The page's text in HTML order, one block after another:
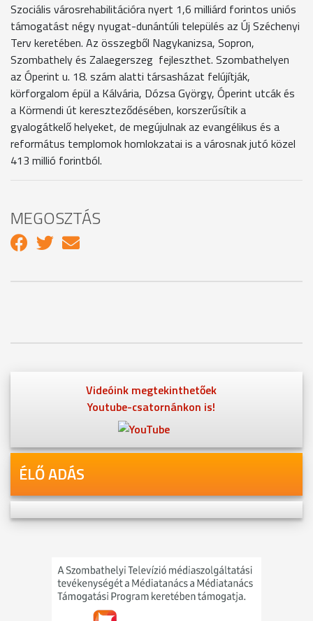
Szociális városrehabilitációra nyert 1,6 milliárd forintos uniós
támogatást négy nyugat-dunántúli település az Új Széchenyi
Terv keretében. Az összegből Nagykanizsa, Sopron,
Szombathely és Zalaegerszeg fejleszthet. Szombathelyen
az Óperint u. 18. szám alatti társasházat felújítják,
körforgalom épül a Kálvária, Dózsa György, Óperint utcák és
a Körmendi út kereszteződésében, korszerűsítik a
gyalogátkelő helyeket, de megújulnak az evangélikus és a
református templomok homlokzatai is a városnak jutó közel
413 millió forintból.
MEGOSZTÁS
Videóink megtekinthetőek
Youtube-csatornánkon is!
ÉLŐ ADÁS